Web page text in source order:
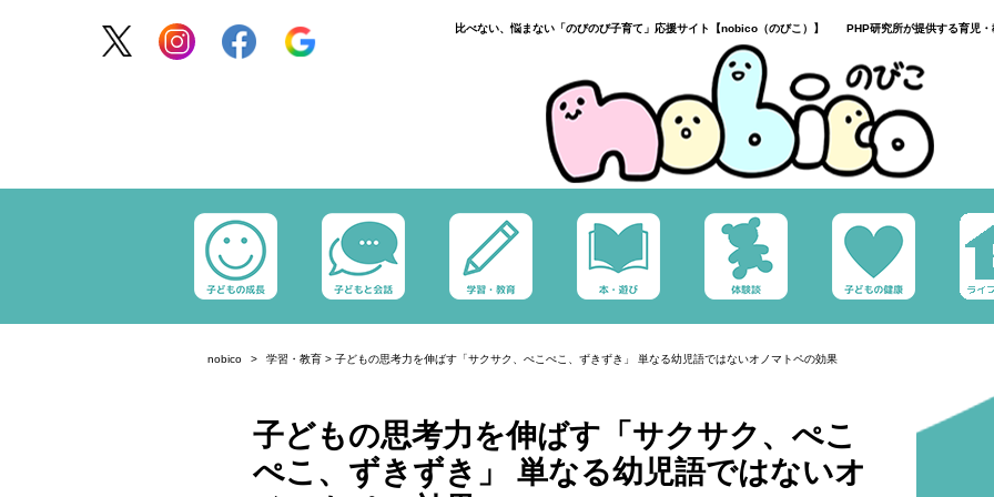
比べない、悩まない「のびのび子育て」応援サイト【nobico（のびこ）】 PHP研究所が提供する育児・
nobico 学習・教育 > 子どもの思考力を伸ばす「サクサク、ぺこぺこ、ずきずき」 単なる幼児語ではないオノマトペの効果
子どもの思考力を伸ばす「サクサク、ぺこ
ぺこ、ずきずき」 単なる幼児語ではないオ